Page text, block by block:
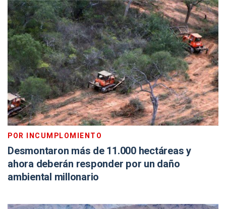
POR INCUMPLOMIENTO
Desmontaron más de 11.000 hectáreas y
ahora deberán responder por un daño
ambiental millonario